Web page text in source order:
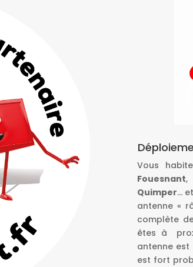
Vous
Fouesnant,
Quimper…
antenne «
complète
êtes à
antenne est
est fort